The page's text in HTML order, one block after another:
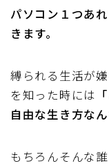
パソコン１つあ
きます。
縛られる生活が
を知った時には
自由な生き方な
もちろんそんな